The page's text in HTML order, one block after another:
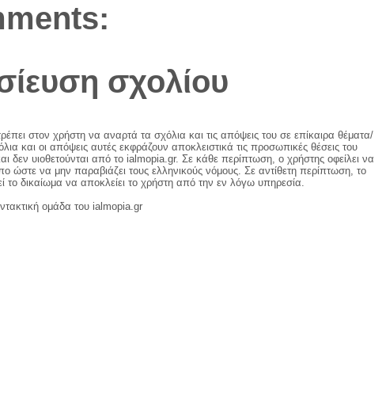
σχολίου
στον χρήστη να αναρτά τα σχόλια και τις απόψεις του σε επίκαιρα θέματα/
και οι απόψεις αυτές εκφράζουν αποκλειστικά τις προσωπικές θέσεις του
δεν υιοθετούνται από το ialmopia.gr. Σε κάθε περίπτωση, ο χρήστης οφείλει να
ώστε να μην παραβιάζει τους ελληνικούς νόμους. Σε αντίθετη περίπτωση, το
το δικαίωμα να αποκλείει το χρήστη από την εν λόγω υπηρεσία.
ομάδα του ialmopia.gr